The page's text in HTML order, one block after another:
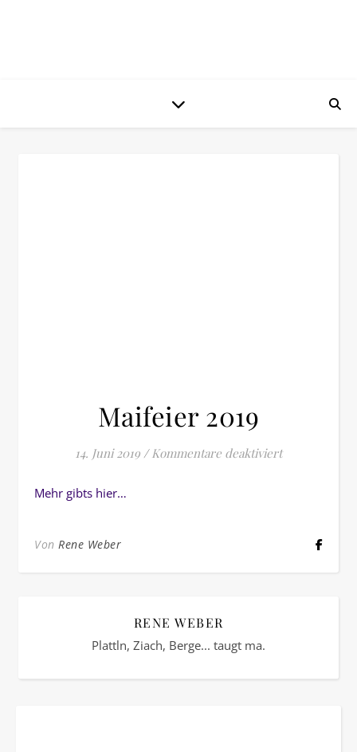
Maifeier 2019
14. Juni 2019 / Kommentare deaktiviertfür Maifeier
Mehr gibts hier…
Von Rene Weber
RENE WEBER
Plattln, Ziach, Berge... taugt ma.